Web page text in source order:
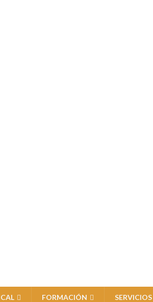
FORMACIÓN SERVICIOS